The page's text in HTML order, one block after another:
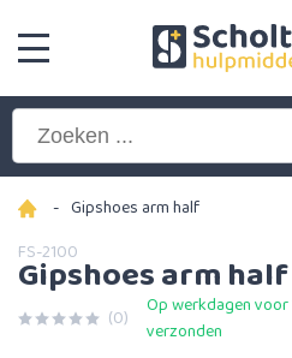
- Gipshoes arm half
FS-2100
Gipshoes arm half
(0)
Op werkdagen
verzonden